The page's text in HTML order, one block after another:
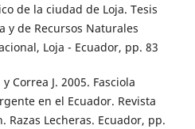
de la ciudad de Loja. Tesis
y de Recursos Naturales
Loja - Ecuador, pp. 83
Correa J. 2005. Fasciola
en el Ecuador. Revista
Razas Lecheras. Ecuador, pp.